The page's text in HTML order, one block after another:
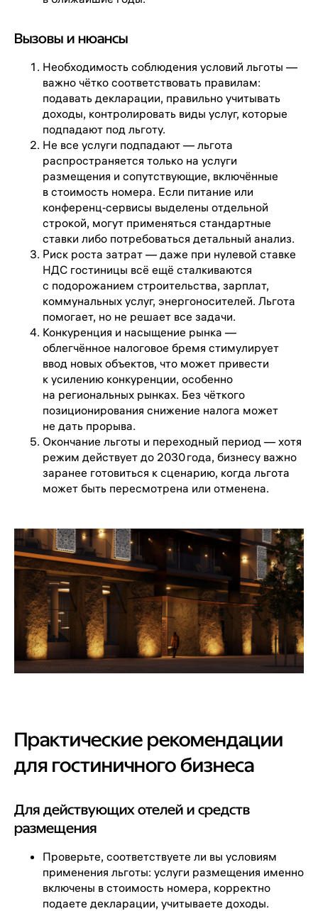
Вызовы и нюансы
Необходимость соблюдения условий льготы —
важно чётко соответствовать правилам:
подавать декларации, правильно учитывать
доходы, контролировать виды услуг, которые
подпадают под льготу.
Не все услуги подпадают — льгота
распространяется только на услуги
размещения и сопутствующие, включённые
в стоимость номера. Если питание или
конференц‑сервисы выделены отдельной
строкой, могут применяться стандартные
ставки либо потребоваться детальный анализ.
Риск роста затрат — даже при нулевой ставке
НДС гостиницы всё ещё сталкиваются
с подорожанием строительства, зарплат,
коммунальных услуг, энергоносителей. Льгота
помогает, но не решает все задачи.
Конкуренция и насыщение рынка —
облегчённое налоговое бремя стимулирует
ввод новых объектов, что может привести
к усилению конкуренции, особенно
на региональных рынках. Без чёткого
позиционирования снижение налога может
не дать прорыва.
Окончание льготы и переходный период — хотя
режим действует до 2030 года, бизнесу важно
заранее готовиться к сценарию, когда льгота
может быть пересмотрена или отменена.
Практические рекомендации
для гостиничного бизнеса
Для действующих отелей и средств
размещения
Проверьте, соответствуете ли вы условиям
применения льготы: услуги размещения именно
включены в стоимость номера, корректно
подаете декларации, учитываете доходы.